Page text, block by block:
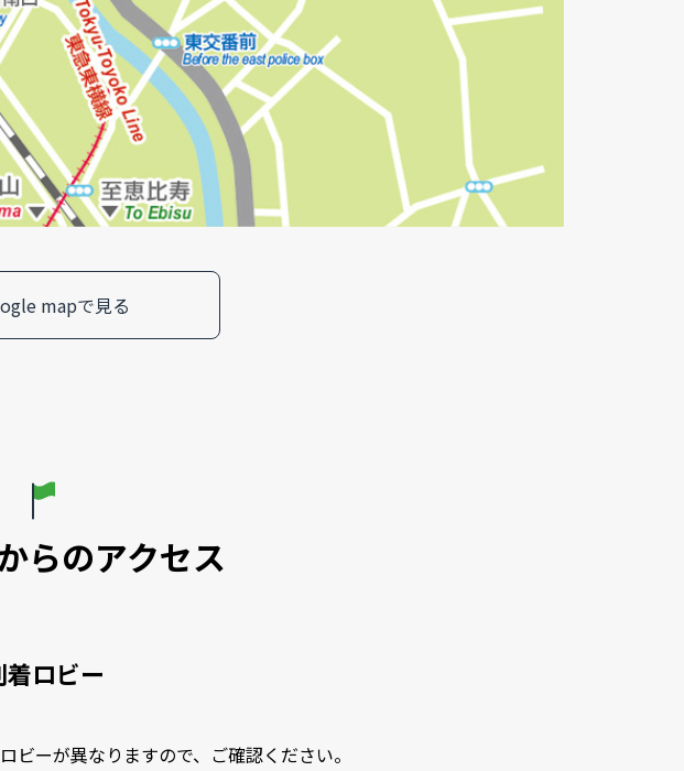
mapで見る
らのアクセス
着ロビー
ビーが異なりますので、ご確認ください。